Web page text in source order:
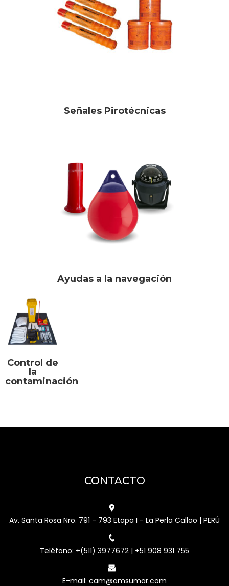
Señales Pirotécnicas
Ayudas a la navegación
Control de
la
contaminación
CONTACTO
Av. Santa Rosa Nro. 791 - 793 Etapa I - La Perla Callao | PERÚ
Teléfono: +(511) 3977672 | +51 908 931 755
E-mail: cam@amsumar.com